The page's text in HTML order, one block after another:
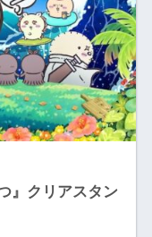
』クリアスタン